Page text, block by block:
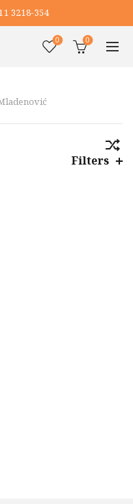
3218-354
0 0
Filters